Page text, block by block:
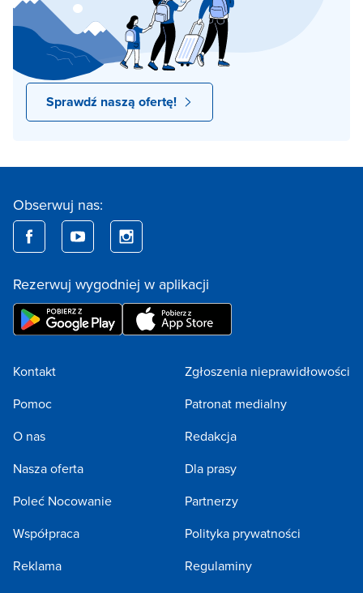
Sprawdź naszą ofertę!
Obserwuj nas:
Rezerwuj wygodniej w aplikacji
Kontakt
Pomoc
O nas
Nasza oferta
Poleć Nocowanie
Współpraca
Reklama
Zgłoszenia nieprawidłowości
Patronat medialny
Redakcja
Dla prasy
Partnerzy
Polityka prywatności
Regulaminy